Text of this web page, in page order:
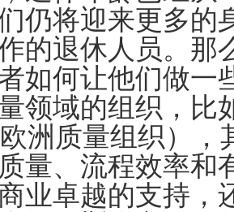
仍将迎来更多的
的退休人员。那
如何让他们做一
领域的组织，比
欧洲质量组织）
量、流程效率和
业卓越的支持，